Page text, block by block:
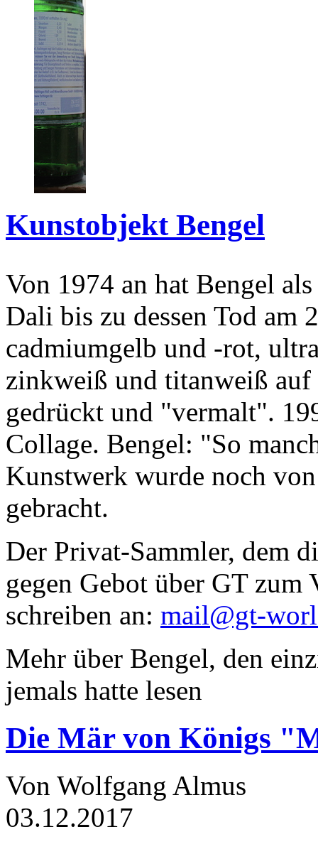
Kunstobjekt Bengel
Von 1974 an hat Bengel
Dali bis zu dessen Tod am
cadmiumgelb und -rot,
zinkweiß und titanweiß
gedrückt und "vermalt".
Collage. Bengel: "So
Kunstwerk wurde noch
gebracht.
Der Privat-Sammler, dem
gegen Gebot über GT zum
schreiben an: mail@gt-
Mehr über Bengel, den
jemals hatte lesen
Die Mär von Königs
Von Wolfgang Almus
03.12.2017